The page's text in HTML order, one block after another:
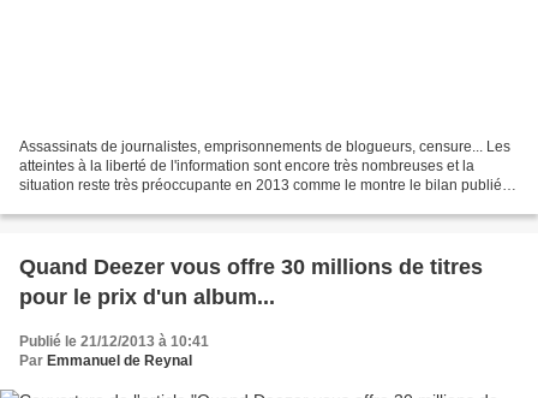
Assassinats de journalistes, emprisonnements de blogueurs, censure... Les
atteintes à la liberté de l'information sont encore très nombreuses et la
situation reste très préoccupante en 2013 comme le montre le bilan publié
Quand Deezer vous offre 30 millions de titres
pour le prix d'un album...
Publié le 21/12/2013 à 10:41
Par Emmanuel de Reynal